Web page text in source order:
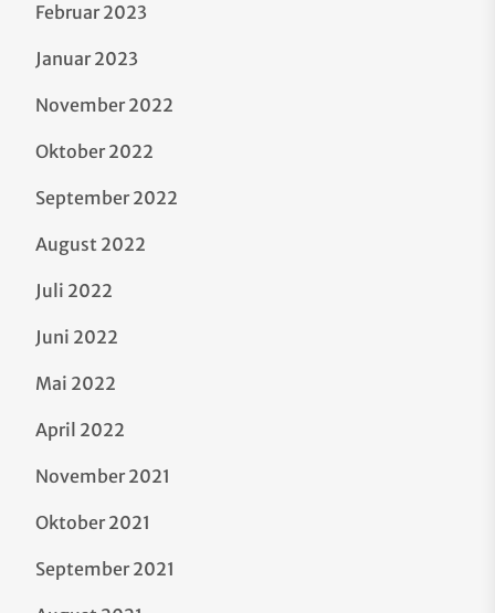
Februar 2023
Januar 2023
November 2022
Oktober 2022
September 2022
August 2022
Juli 2022
Juni 2022
Mai 2022
April 2022
November 2021
Oktober 2021
September 2021